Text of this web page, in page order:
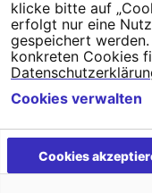
Direkt online spenden
NewsletterHilfe und
FAQKontakt
klicke bitte auf
erfolgt nur eine
gespeichert
konkreten Cookies
Cookies
Cookies verwalten